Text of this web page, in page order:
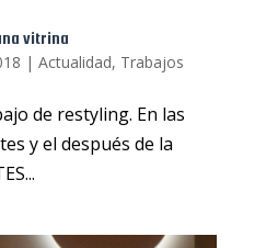
vitrina
| Actualidad, Trabajos
de restyling. En las
y el después de la